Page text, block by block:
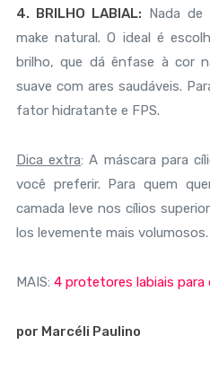
4. BRILHO LABIAL: Nada de
make natural. O ideal é
brilho, que dá ênfase à cor
suave com ares saudáveis.
fator hidratante e FPS.
Dica extra: A máscara para
você preferir. Para quem
camada leve nos cílios
los levemente mais volumosos.
MAIS: 4 protetores labiais para
por Marcéli Paulino